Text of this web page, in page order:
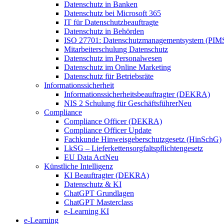
Datenschutz in Banken
Datenschutz bei Microsoft 365
IT für Datenschutzbeauftragte
Datenschutz in Behörden
ISO 27701: Datenschutzmanagementsystem
Mitarbeiterschulung Datenschutz
Datenschutz im Personalwesen
Datenschutz im Online Marketing
Datenschutz für Betriebsräte
Informationssicherheit
Informationssicherheitsbeauftragter (DEKRA)
NIS 2 Schulung für GeschäftsführerNeu
Compliance
Compliance Officer (DEKRA)
Compliance Officer Update
Fachkunde Hinweisgeberschutzgesetz (HinSchG)
LkSG – Lieferkettensorgfaltspflichtengesetz
EU Data ActNeu
Künstliche Intelligenz
KI Beauftragter (DEKRA)
Datenschutz & KI
ChatGPT Grundlagen
ChatGPT Masterclass
e-Learning KI
e-Learning